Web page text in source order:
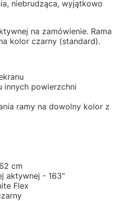
niebrudząca, wyjątkowo
na zamówienie. Rama
kolor czarny (standard).
innych powierzchni
ramy na dowolny kolor z
cm
aktywnej - 163"
Flex